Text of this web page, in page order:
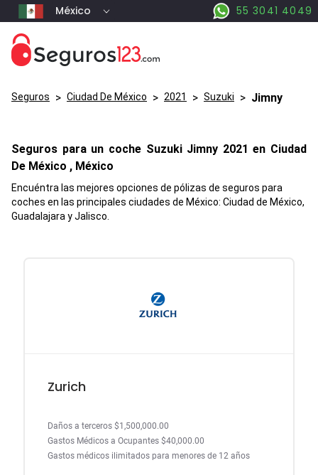
México 55 3041 4049
Seguros > Ciudad De México > 2021 > Suzuki > Jimny
Seguros para un coche Suzuki Jimny 2021 en Ciudad
De México , México
Encuéntra las mejores opciones de pólizas de seguros para
coches en las principales ciudades de México: Ciudad de México,
Guadalajara y Jalisco.
Zurich
Daños a terceros $1,500,000.00
Gastos Médicos a Ocupantes $40,000.00
Gastos médicos ilimitados para menores de 12 años